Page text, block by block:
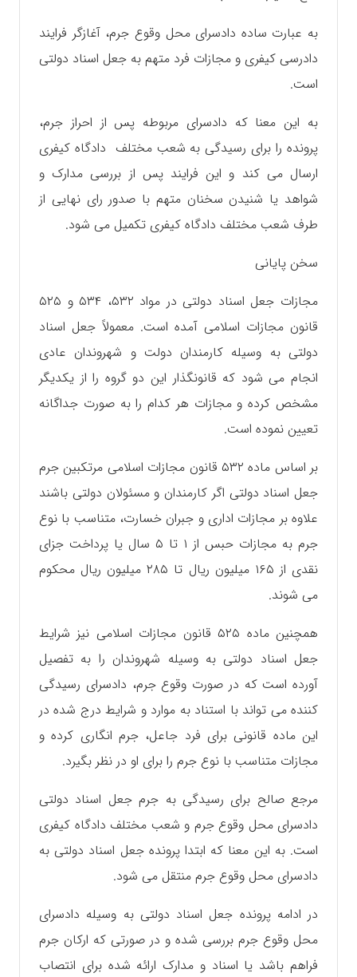
به عبارت ساده دادسرای محل وقوع جرم، آغازگر فرایند
دادرسی کیفری و مجازات فرد متهم به جعل اسناد دولتی
است.
به این معنا که دادسرای مربوطه پس از احراز جرم،
پرونده را برای رسیدگی به شعب مختلف دادگاه کیفری
ارسال می‌ کند و این فرایند پس از بررسی مدارک و
شواهد یا شنیدن سخنان متهم با صدور رای نهایی از
طرف شعب مختلف دادگاه کیفری تکمیل می شود.
سخن پایانی
مجازات جعل اسناد دولتی در مواد ۵۳۲، ۵۳۴ و ۵۲۵
قانون مجازات اسلامی آمده است. معمولاً جعل اسناد
دولتی به وسیله کارمندان دولت و شهروندان عادی
انجام می شود که قانونگذار این دو گروه را از یکدیگر
مشخص کرده و مجازات هر کدام را به صورت جداگانه
تعیین نموده است.
بر اساس ماده ۵۳۲ قانون مجازات اسلامی مرتکبین جرم
جعل اسناد دولتی اگر کارمندان و مسئولان دولتی باشند
علاوه بر مجازات اداری و جبران خسارت، متناسب با نوع
جرم به مجازات حبس از ۱ تا ۵ سال یا پرداخت جزای
نقدی از ۱۶۵ میلیون ریال تا ۲۸۵ میلیون ریال محکوم
می شوند.
همچنین ماده ۵۲۵ قانون مجازات اسلامی نیز شرایط
جعل اسناد دولتی به وسیله شهروندان را به تفصیل
آورده است که در صورت وقوع جرم، دادسرای رسیدگی
کننده می تواند با استناد به موارد و شرایط درج شده در
این ماده قانونی برای فرد جاعل، جرم انگاری کرده و
مجازات متناسب با نوع جرم را برای او در نظر بگیرد.
مرجع صالح برای رسیدگی به جرم جعل اسناد دولتی
دادسرای محل وقوع جرم و شعب مختلف دادگاه کیفری
است. به این معنا که ابتدا پرونده جعل اسناد دولتی به
دادسرای محل وقوع جرم منتقل می شود.
در ادامه پرونده جعل اسناد دولتی به وسیله دادسرای
محل وقوع جرم بررسی شده و در صورتی که ارکان جرم
فراهم باشد یا اسناد و مدارک ارائه شده برای انتصاب